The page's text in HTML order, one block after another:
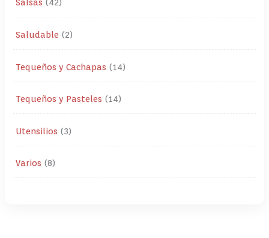
Salsas 42
Saludable 2
Tequeños y Cachapas 14
Tequeños y Pasteles 14
Utensilios 3
Varios 8